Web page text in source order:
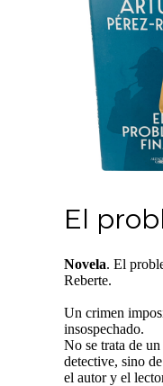
El
Novela. El
Reberte.
Un crimen
insospechado.
No se trata de
detective, sino
el autor y el